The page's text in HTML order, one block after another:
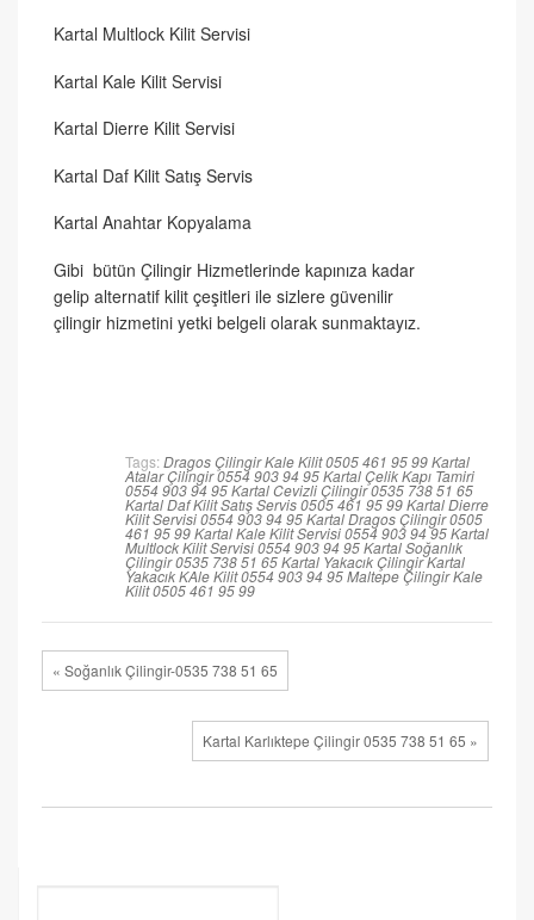
Kartal Multlock Kilit Servisi
Kartal Kale Kilit Servisi
Kartal Dierre Kilit Servisi
Kartal Daf Kilit Satış Servis
Kartal Anahtar Kopyalama
Gibi bütün Çilingir Hizmetlerinde kapınıza kadar
gelip alternatif kilit çeşitleri ile sizlere güvenilir
çilingir hizmetini yetki belgeli olarak sunmaktayız.
Tags: Dragos Çilingir Kale Kilit 0505 461 95 99Kartal
Atalar Çilingir 0554 903 94 95Kartal Çelik Kapı Tamiri
0554 903 94 95Kartal Cevizli Çilingir 0535 738 51 65
Kartal Daf Kilit Satış Servis 0505 461 95 99Kartal Dierre
Kilit Servisi 0554 903 94 95Kartal Dragos Çilingir 0505
461 95 99Kartal Kale Kilit Servisi 0554 903 94 95Kartal
Multlock Kilit Servisi 0554 903 94 95Kartal Soğanlık
Çilingir 0535 738 51 65Kartal Yakacık ÇilingirKartal
Yakacık KAle Kilit 0554 903 94 95Maltepe Çilingir Kale
Kilit 0505 461 95 99
« Soğanlık Çilingir-0535 738 51 65
Kartal Karlıktepe Çilingir 0535 738 51 65 »